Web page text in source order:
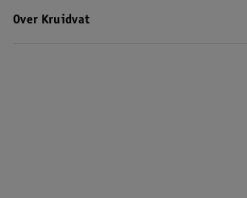
Over Kruidvat